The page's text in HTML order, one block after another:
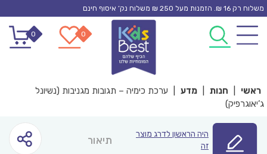
Skip
content
משלוח רק 16 ₪. הזמנות מעל 250 ₪ משלוח נק’ איסוף חינם
0
0
ראשי חנות מדע
ערכת כימיה – תגובות מגניבות (נשיונל
ג’יאוגרפיק)
היה הראשון לדרג מוצר
זה
תיאור